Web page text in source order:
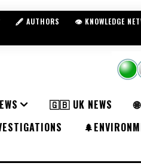
🖋️ AUTHORS 👁️ KNOWLEDGE
🇬🇧 UK NEWS